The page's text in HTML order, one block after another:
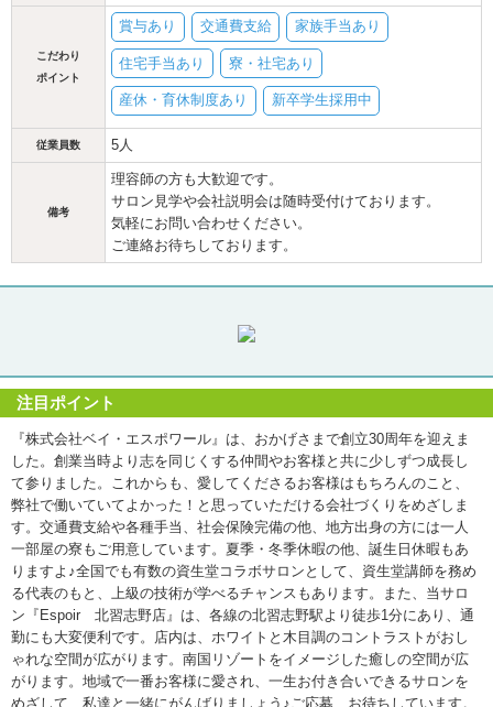
こだわり
ポイント
賞与あり 交通費支給 家族手当あり
住宅手当あり 寮・社宅あり
産休・育休制度あり 新卒学生採用中
従業員数 5人
備考
理容師の方も大歓迎です。
サロン見学や会社説明会は随時受付けております。
気軽にお問い合わせください。
ご連絡お待ちしております。
注目ポイント
『株式会社ベイ・エスポワール』は、おかげさまで創立30周年を迎えま
した。創業当時より志を同じくする仲間やお客様と共に少しずつ成長し
て参りました。これからも、愛してくださるお客様はもちろんのこと、
弊社で働いていてよかった！と思っていただける会社づくりをめざしま
す。交通費支給や各種手当、社会保険完備の他、地方出身の方には一人
一部屋の寮もご用意しています。夏季・冬季休暇の他、誕生日休暇もあ
りますよ♪全国でも有数の資生堂コラボサロンとして、資生堂講師を務め
る代表のもと、上級の技術が学べるチャンスもあります。また、当サロ
ン『Espoir 北習志野店』は、各線の北習志野駅より徒歩1分にあり、通
勤にも大変便利です。店内は、ホワイトと木目調のコントラストがおし
ゃれな空間が広がります。南国リゾートをイメージした癒しの空間が広
がります。地域で一番お客様に愛され、一生お付き合いできるサロンを
めざして、私達と一緒にがんばりましょう♪ご応募、お待ちしています。